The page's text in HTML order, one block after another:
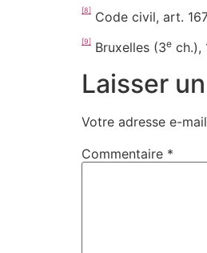
[8] Code civil, art.
[9] Bruxelles (3e ch.),
Laisser
Votre adresse e-
Commentaire *